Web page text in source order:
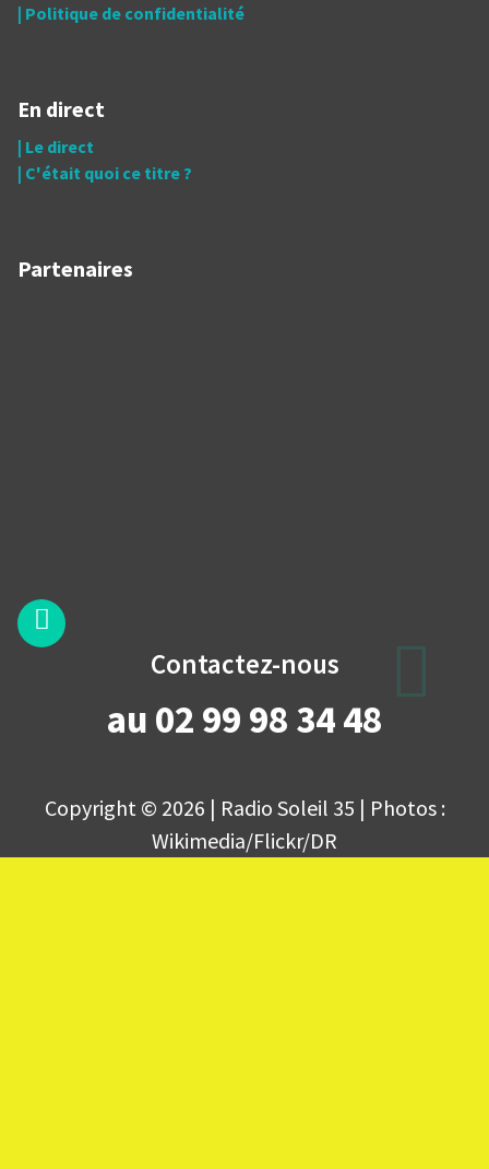
| Politique de confidentialité
En direct
| Le direct
| C'était quoi ce titre ?
Partenaires
Contactez-nous
au 02 99 98 34 48
Copyright © 2026 | Radio Soleil 35 | Photos :
Wikimedia/Flickr/DR